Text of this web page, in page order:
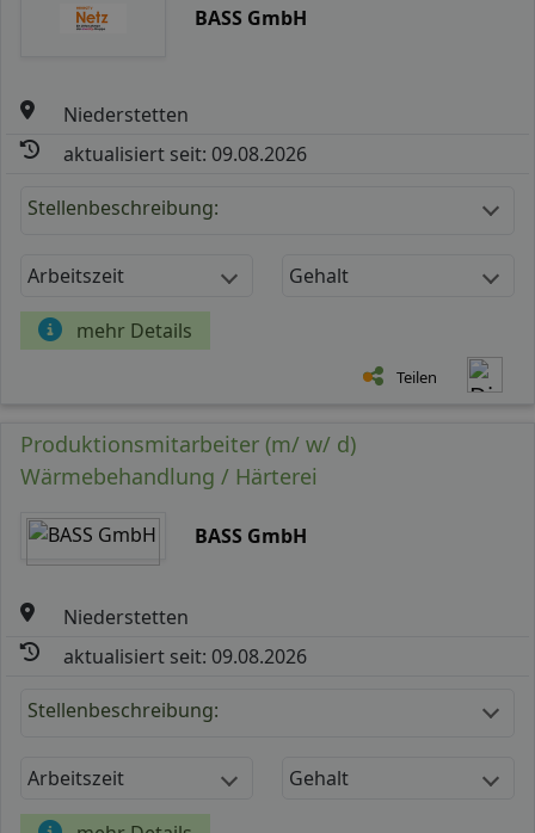
BASS GmbH
Niederstetten
aktualisiert seit: 09.08.2026
Stellenbeschreibung:
Arbeitszeit Gehalt
mehr Details
Teilen
Produktionsmitarbeiter (m/ w/ d)
Wärmebehandlung / Härterei
BASS GmbH
Niederstetten
aktualisiert seit: 09.08.2026
Stellenbeschreibung:
Arbeitszeit Gehalt